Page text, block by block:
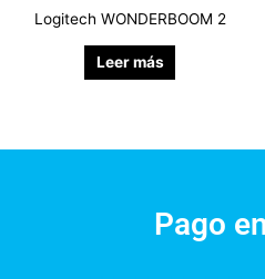
Logitech WONDERBOOM 2
Leer más
Pago